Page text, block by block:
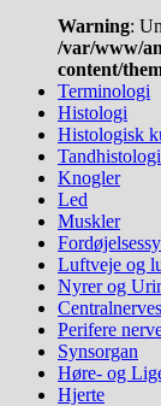
Warning:
/var/www/
content/
Terminologi
Histologi
Histologisk
Tandhistologi
Knogler
Led
Muskler
Luftveje og
Nyrer og
Perifere
Synsorgan
Høre- og
Hjerte